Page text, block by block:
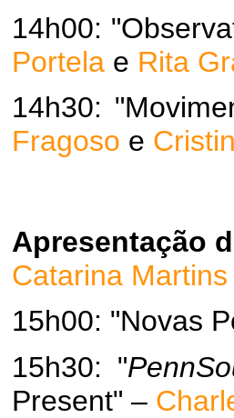
14h00:
Portela e Rita
14h30:
Fragoso e
Apresentação
Catarina Martins
15h00: "Novas
15h30: "
Present" –